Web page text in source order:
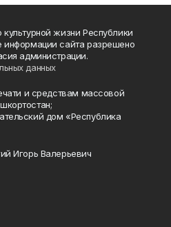
жизни Республики
информации сайта разрешено
администрации.
данных
и средствам массовой
дом «Республика
Игорь Валерьевич